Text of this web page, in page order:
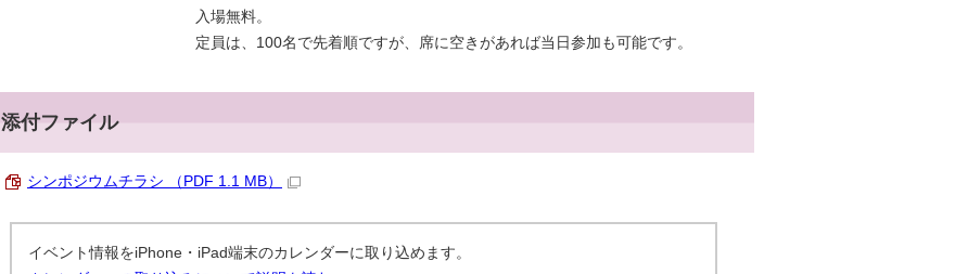
入場無料。
定員は、100名で先着順ですが、席に空きがあれば当日参加も可能です。
添付ファイル
シンポジウムチラシ （PDF 1.1 MB）
イベント情報をiPhone・iPad端末のカレンダーに取り込めます。